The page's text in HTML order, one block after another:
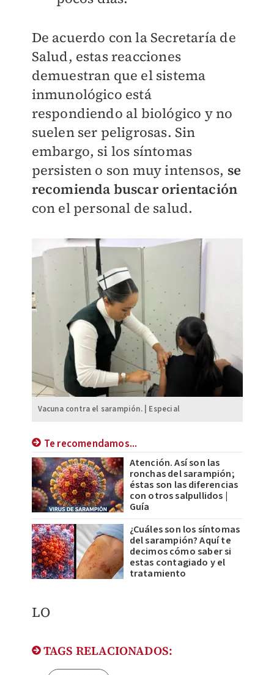
De acuerdo con la Secretaría de
Salud, estas reacciones
demuestran que el sistema
inmunológico está
respondiendo al biológico y no
suelen ser peligrosas. Sin
embargo, si los síntomas
persisten o son muy intensos, se
recomienda buscar orientación
con el personal de salud.
Vacuna contra el sarampión. | Especial
Te recomendamos...
Atención. Así son las
ronchas del sarampión;
éstas son las diferencias
con otros salpullidos |
Guía
¿Cuáles son los síntomas
del sarampión? Aquí te
decimos cómo saber si
estas contagiado y el
tratamiento
LO
TAGS RELACIONADOS: